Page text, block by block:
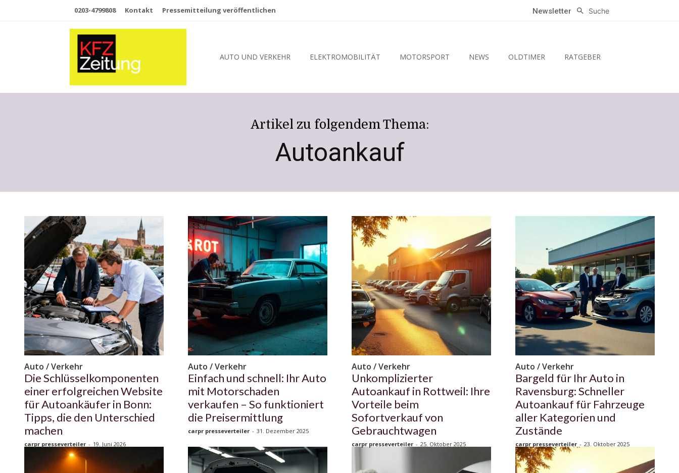
0203-4799808 Kontakt Pressemitteilung veröffentlichen Newsletter Suche
AUTO UND VERKEHR ELEKTROMOBILITÄT MOTORSPORT NEWS OLDTIMER RATGEBER
Artikel zu folgendem Thema:
Autoankauf
Auto / Verkehr
Die Schlüsselkomponenten
einer erfolgreichen Website
für Autoankäufer in Bonn:
Tipps, die den Unterschied
machen
carpr presseverteiler - 19. Juni 2026
Auto / Verkehr
Einfach und schnell: Ihr Auto
mit Motorschaden
verkaufen – So funktioniert
die Preisermittlung
carpr presseverteiler - 31. Dezember 2025
Auto / Verkehr
Unkomplizierter
Autoankauf in Rottweil: Ihre
Vorteile beim
Sofortverkauf von
Gebrauchtwagen
carpr presseverteiler - 25. Oktober 2025
Auto / Verkehr
Bargeld für Ihr Auto in
Ravensburg: Schneller
Autoankauf für Fahrzeuge
aller Kategorien und
Zustände
carpr presseverteiler - 23. Oktober 2025